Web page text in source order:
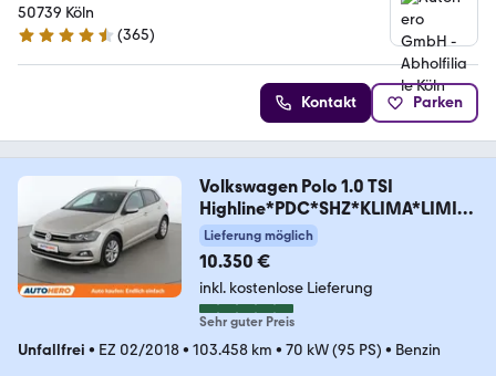
50739 Köln
4.6 Sterne
(365)
Kontakt Parken
Volkswagen Polo 1.0 TSI
Highline*PDC*SHZ*KLIMA*LIMITE
R*
Lieferung möglich
10.350 €
inkl. kostenlose Lieferung
Sehr guter Preis
Unfallfrei • EZ 02/2018• 103.458 km • 70 kW (95 PS) • Benzin